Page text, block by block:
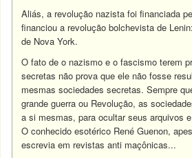
Aliás, a revolução nazista foi financiada
financiou a revolução bolchevista de
de Nova York.
O fato de o nazismo e o fascismo terem
secretas não prova que ele não fosse
mesmas sociedades secretas. Sempre
grande guerra ou Revolução, as
a si mesmas, para ocultar seus arquivos
O conhecido esotérico René Guenon,
escrevia em revistas anti maçônicas...